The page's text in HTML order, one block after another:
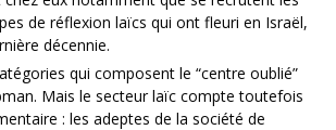
de réflexion laïcs qui ont fleuri en Israël,
décennie.
qui composent le “centre oublié”
Mais le secteur laïc compte toutefois
: les adeptes de la société de